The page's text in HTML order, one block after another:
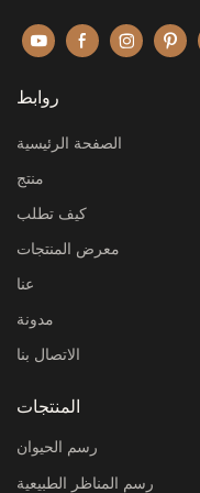
روابط
الصفحة الرئيسية
منتج
كيف تطلب
معرض المنتجات
عنا
مدونة
الاتصال بنا
المنتجات
رسم الحيوان
رسم المناظر الطبيعية